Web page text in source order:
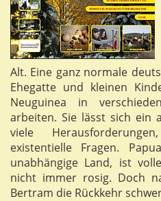
Alt. Eine ganz normale
Ehegatte und kleinen
Neuguinea in
arbeiten. Sie lässt sich ein
viele
existentielle Fragen.
unabhängige Land, ist
nicht immer rosig. Doch
Bertram die Rückkehr